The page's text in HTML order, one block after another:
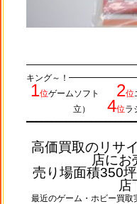
キング～！
1位ゲームソフト 2位
立）
4位ラ
━━━━━━━━━━━━━━━━━
高価買取のリサ
店にお
売り場面積350
店
最近のゲーム・ホビー買